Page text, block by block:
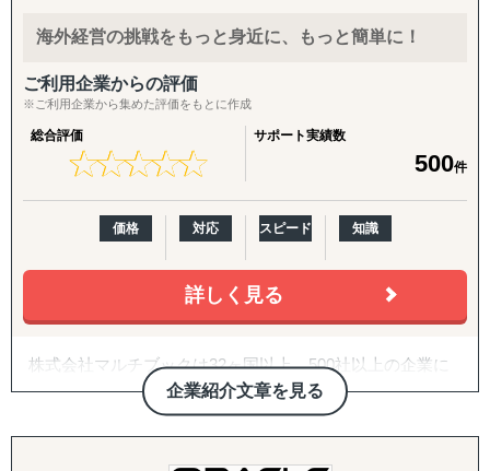
POSシステム「RetailPro (リテイルプロ）」を提供してい
※「会社の強み」は弊社海外向け事業の強みについて記載
しております。
海外経営の挑戦をもっと身近に、もっと簡単に！
ご利用企業からの評価
※ご利用企業から集めた評価をもとに作成
総合評価
★★★★★
★★★★★
サポート実績数
500件
価格 対応 スピード 知識
詳しく見る
企業紹介文章を見る
株式会社マルチブックは32ヶ国以上、500社以上の企業に
ご利用いただいているグローバルクラウドERPサービス
『multibook』を提供しています。12言語、複数帳簿に対応
し、外貨建残高管理をはじめ本格的な会計機能、モノの動
きと会計仕訳を連動させたロジスティクス機能、日割償却